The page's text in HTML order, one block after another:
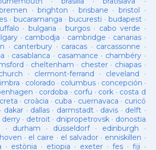
·brighton · brisbane · bristol ·
· bucaramanga · bucuresti · budapest·
· bulgaria · burgos· cabo verde ·
· cambodja · cambridge · canarias·
· canterbury · caracas · carcassonne ·
· casablanca · casamance · chambéry·
· cheltenham · chester· chiapas ·
· clermont-ferrand · cleveland ·
· colorado · columbus· concepción ·
· cordoba · corfu · cork · costa d
creta · croàcia · cuba · cuernavaca · curicó
· dakar · dallas · darmstadt· davis · delft ·
derry· detroit· dnipropetrovsk· donostia
· durham · düsseldorf· edinburgh ·
· el caire · el salvador · enniskillen ·
· estònia · etiopia · exeter· fes· fiji ·